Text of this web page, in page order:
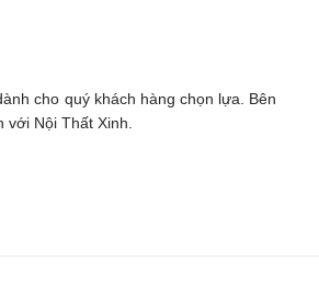
cho quý khách hàng chọn lựa. Bên
với Nội Thất Xinh.